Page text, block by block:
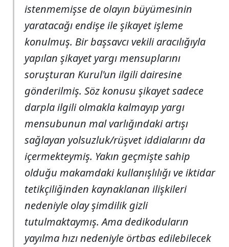
istenmemişse de olayın büyümesinin
yaratacağı endişe ile şikayet işleme
konulmuş. Bir başsavcı vekili aracılığıyla
yapılan şikayet yargı mensuplarını
soruşturan Kurul'un ilgili dairesine
gönderilmiş. Söz konusu şikayet sadece
darpla ilgili olmakla kalmayıp yargı
mensubunun mal varlığındaki artışı
sağlayan yolsuzluk/rüşvet iddialarını da
içermekteymiş. Yakın geçmişte sahip
olduğu makamdaki kullanışlılığı ve iktidar
tetikçiliğinden kaynaklanan ilişkileri
nedeniyle olay şimdilik gizli
tutulmaktaymış. Ama dedikoduların
yayılma hızı nedeniyle örtbas edilebilecek